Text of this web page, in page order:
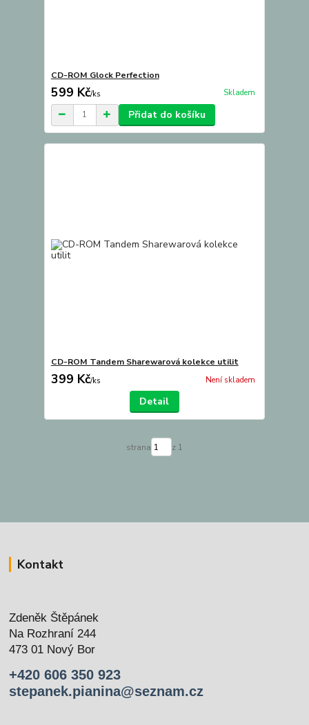
CD-ROM Glock Perfection
599 Kč/ks Skladem
Přidat do košíku
CD-ROM Tandem Sharewarová kolekce utilit
399 Kč/ks Není skladem
Detail
strana z 1
Kontakt
Zdeněk Štěpánek
Na Rozhraní 244
473 01 Nový Bor
+420 606 350 923
stepanek.pianina@seznam.cz